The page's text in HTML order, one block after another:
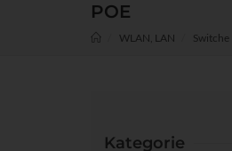
POE
WLAN, LAN Switche
Kategorie